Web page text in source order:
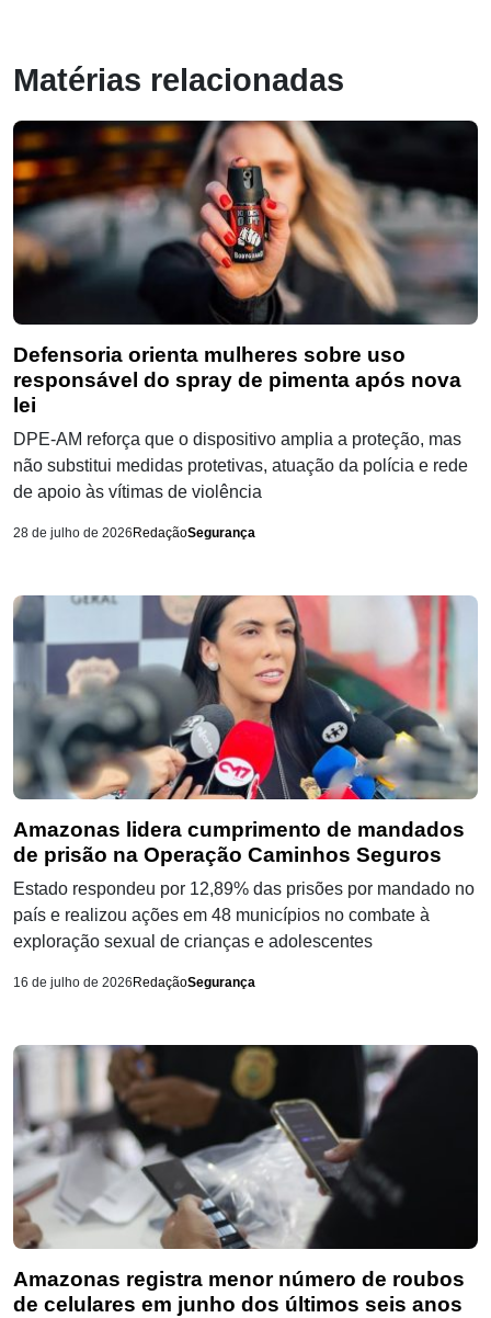
Matérias relacionadas
Defensoria orienta mulheres sobre uso
responsável do spray de pimenta após nova
lei
DPE-AM reforça que o dispositivo amplia a proteção, mas
não substitui medidas protetivas, atuação da polícia e rede
de apoio às vítimas de violência
28 de julho de 2026 RedaçãoSegurança
Amazonas lidera cumprimento de mandados
de prisão na Operação Caminhos Seguros
Estado respondeu por 12,89% das prisões por mandado no
país e realizou ações em 48 municípios no combate à
exploração sexual de crianças e adolescentes
16 de julho de 2026 RedaçãoSegurança
Amazonas registra menor número de roubos
de celulares em junho dos últimos seis anos